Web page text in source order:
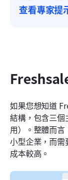
查看專家提
如果您想知道
結構，包含三
用）。整體而言
小型企業，而
成本較高。